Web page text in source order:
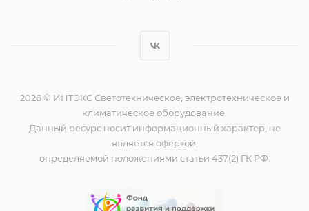
2026 © ИНТЭКС Светотехническое, электротехническое и
климатическое оборудование.
Данный ресурс носит информационный характер, не
является офертой,
определяемой положениями статьи 437(2) ГК РФ.